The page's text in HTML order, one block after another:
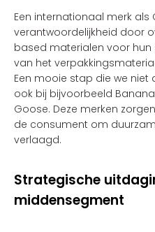
Een internationaal merk
verantwoordelijkheid door
based materialen voor hun
van het
Een mooie stap die we
ook bij bijvoorbeeld Banana
Goose. Deze merken
de consument om
verlaagd.
Strategische
middensegment